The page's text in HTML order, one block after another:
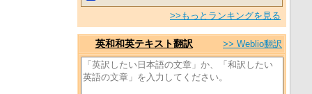
>>もっとランキングを見る
英和和英テキスト翻訳 >> Weblio翻訳